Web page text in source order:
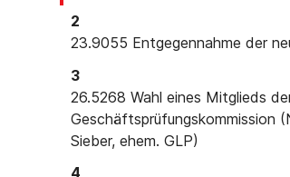
2
23.9055 Entgegennahme der
3
26.5268 Wahl eines Mitglieds
Geschäftsprüfungskommission
Sieber, ehem. GLP)
4